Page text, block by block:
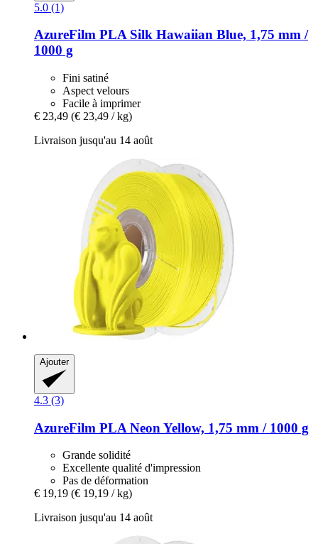
5.0 (1)
AzureFilm PLA Silk Hawaiian Blue, 1,75 mm /
1000 g
Fini satiné
Aspect velours
Facile à imprimer
€ 23,49 (€ 23,49 / kg)
Livraison jusqu'au 14 août
Ajouter
4.3 (3)
AzureFilm PLA Neon Yellow, 1,75 mm / 1000 g
Grande solidité
Excellente qualité d'impression
Pas de déformation
€ 19,19 (€ 19,19 / kg)
Livraison jusqu'au 14 août